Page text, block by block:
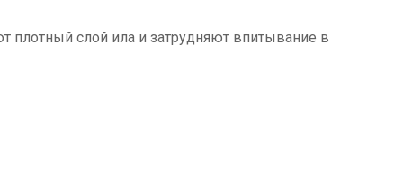
плотный слой ила и затрудняют впитывание в